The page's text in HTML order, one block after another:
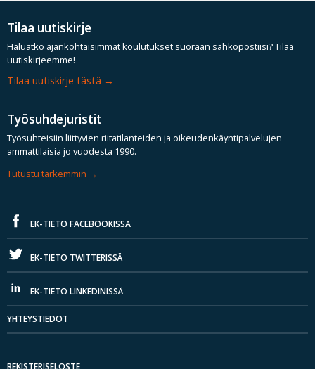
Tilaa uutiskirje
Haluatko ajankohtaisimmat koulutukset suoraan sähköpostiisi? Tilaa
uutiskirjeemme!
Tilaa uutiskirje tästä
Työsuhdejuristit
Työsuhteisiin liittyvien riitatilanteiden ja oikeudenkäyntipalvelujen
ammattilaisia jo vuodesta 1990.
Tutustu tarkemmin
EK-TIETO FACEBOOKISSA
EK-TIETO TWITTERISSÄ
EK-TIETO LINKEDINISSÄ
YHTEYSTIEDOT